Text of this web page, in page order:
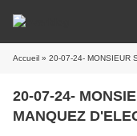
Accueil » 20-07-24- MONSIEUR
20-07-24-
MANQUEZ